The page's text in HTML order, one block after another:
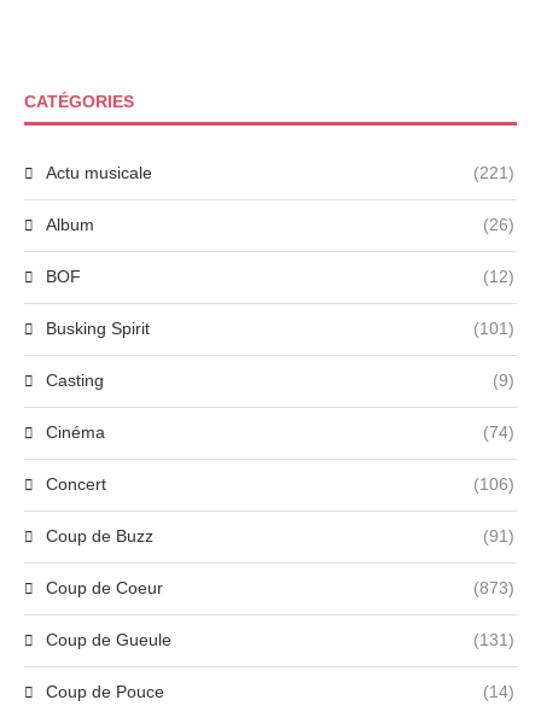
CATÉGORIES
Actu musicale (221)
Album (26)
BOF (12)
Busking Spirit (101)
Casting (9)
Cinéma (74)
Concert (106)
Coup de Buzz (91)
Coup de Coeur (873)
Coup de Gueule (131)
Coup de Pouce (14)